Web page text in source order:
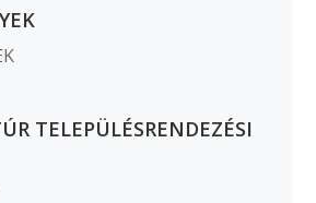
TELEPÜLÉSRENDEZÉSI